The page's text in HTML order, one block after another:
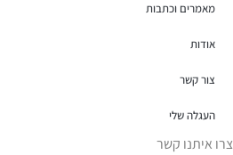
מאמרים וכתבות
אודות
צור קשר
העגלה שלי
צרו איתנו קשר